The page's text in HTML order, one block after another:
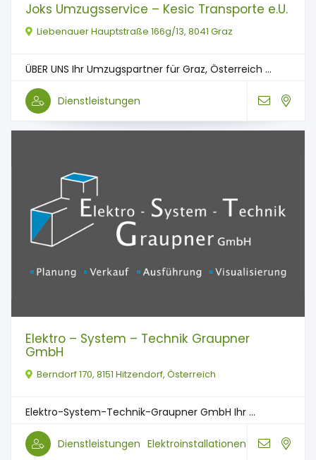
Joks Umzugsservice – Kesic Transporte e.U.
Liebenauer Hauptstraße 166g/13, 8041 Graz
ÜBER UNS Ihr Umzugspartner für Graz, Österreich ...
Dienstleistungen
Elektro – System – Technik Graupner
GmbH
Berndorf 170, 8151 Hitzendorf, Österreich
Elektro-System-Technik-Graupner GmbH Ihr ...
Dienstleistungen Elektroinstallationen